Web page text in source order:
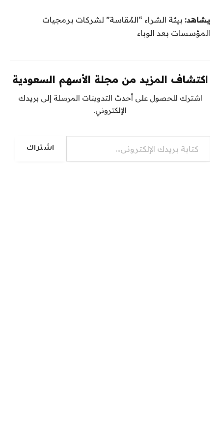
يشاهد: بيئة الشراء “المُقاسة” لشركات برمجيات
المؤسسات بعد الوباء
اكتشاف المزيد من مجلة الأسهم السعودية
اشترك للحصول على أحدث التدوينات المرسلة إلى بريدك
الإلكتروني.
كتابة بريدك الإلكتروني...
اشتراك